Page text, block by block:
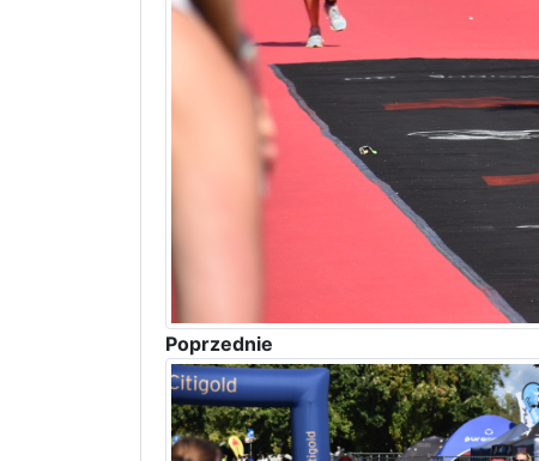
Poprzednie